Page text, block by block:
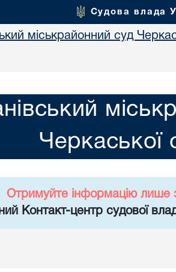
Судова влада
міськрайонний суд
Черкаської
Отримуйте інформацію лише
Контакт-центр судової